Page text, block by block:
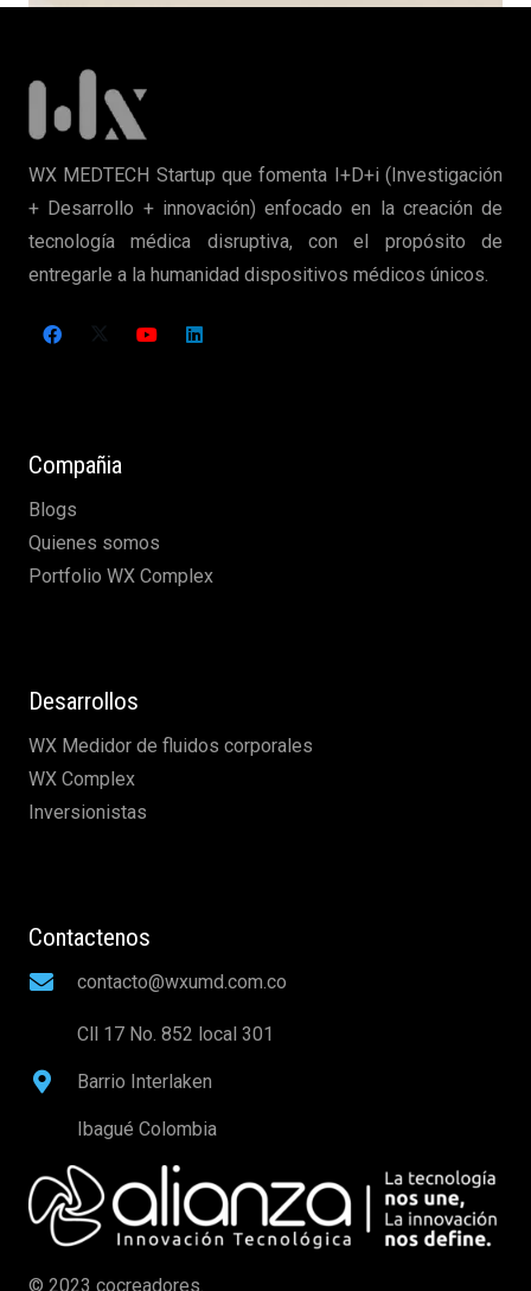
WX MEDTECH Startup que fomenta I+D+i (Investigación
+ Desarrollo + innovación) enfocado en la creación de
tecnología médica disruptiva, con el propósito de
entregarle a la humanidad dispositivos médicos únicos.
Compañia
Blogs
Quienes somos
Portfolio WX Complex
Desarrollos
WX Medidor de fluidos corporales
WX Complex
Inversionistas
Contactenos
contacto@wxumd.com.co
Cll 17 No. 852 local 301
Barrio Interlaken
Ibagué Colombia
© 2023 cocreadores.